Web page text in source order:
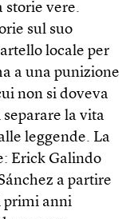
storie vere.
sul suo
locale per
a una punizione
non si doveva
separare la vita
leggende. La
Erick Galindo
a partire
primi anni